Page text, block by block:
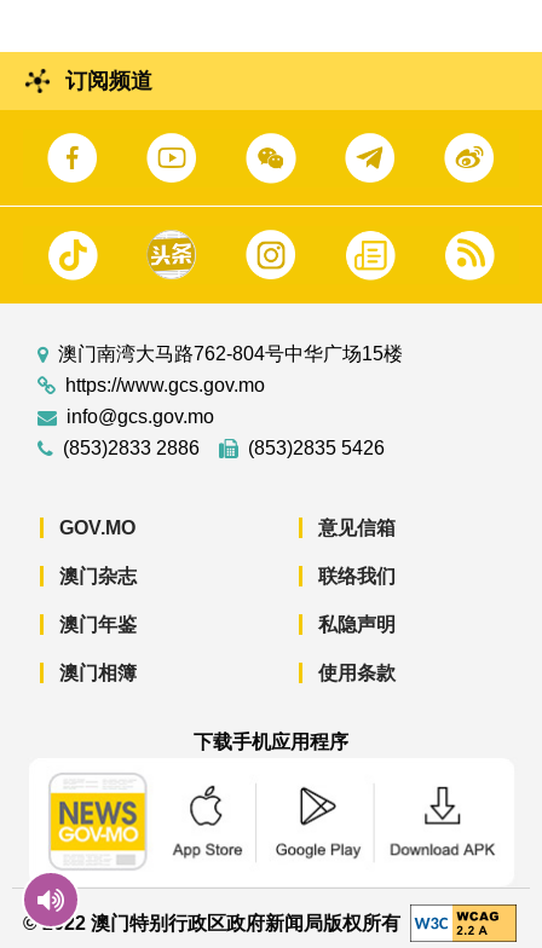
订阅频道
澳门南湾大马路762-804号中华广场15楼
https://www.gcs.gov.mo
info@gcs.gov.mo
(853)2833 2886
(853)2835 5426
GOV.MO
澳门杂志
澳门年鉴
澳门相簿
意见信箱
联络我们
私隐声明
使用条款
下载手机应用程序
© 2022 澳门特别行政区政府新闻局版权所有